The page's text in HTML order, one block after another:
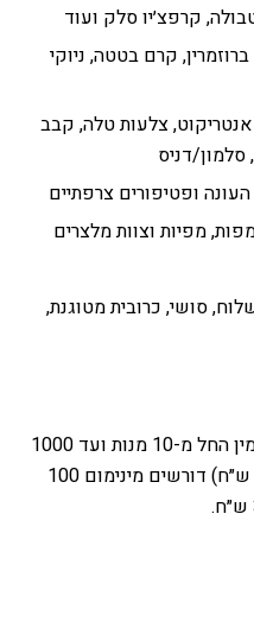
קרפצ׳יו סלק ועוד
קרם בטטה, ניוקי
סטייק אנטריקוט, צלעות טלה, קבב
סלמון/דניס
ופטיפורים צרפתיים
מפיות וצוות מלצרים
סושי, כרובית מטוגנת,
החל מ-10 מנות ועד 1000
מנות. תפריטי הפרימיום (170 ו-300 ש״ח) דורשים מינימום 100